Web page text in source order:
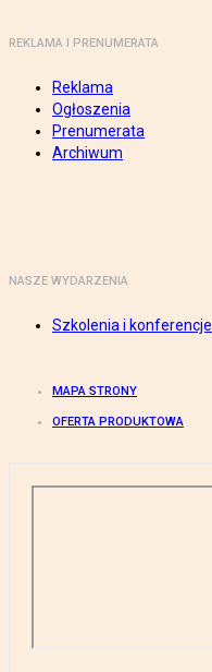
REKLAMA I PRENUMERATA
Reklama
Ogłoszenia
Prenumerata
Archiwum
NASZE WYDARZENIA
Szkolenia i konferencje
MAPA STRONY
OFERTA PRODUKTOWA